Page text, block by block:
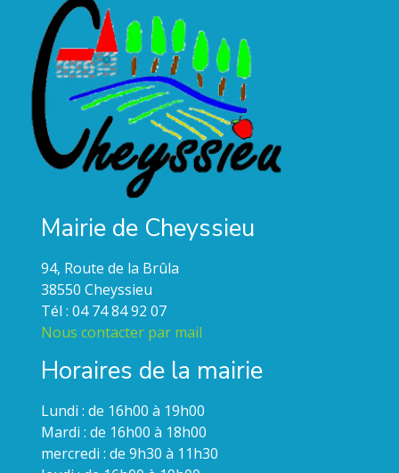
Mairie de Cheyssieu
94, Route de la Brûla
38550 Cheyssieu
Tél : 04 74 84 92 07
Nous contacter par mail
Horaires de la mairie
Lundi : de 16h00 à 19h00
Mardi : de 16h00 à 18h00
mercredi : de 9h30 à 11h30